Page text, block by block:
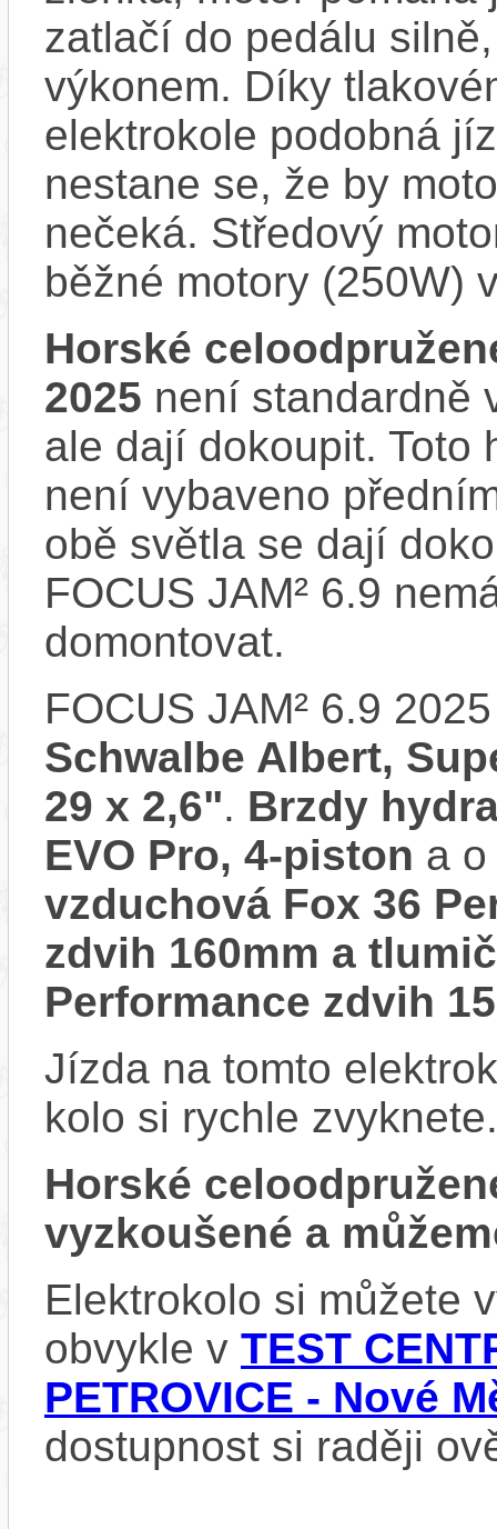
zatlačí do pedálu
výkonem. Díky
elektrokole podobná
nestane se, že by
nečeká. Středový
běžné motory (250W)
Horské
2025 není standardně
ale dají dokoupit. Toto
není vybaveno
obě světla se dají
FOCUS JAM² 6.9
domontovat.
FOCUS JAM² 6.9
Schwalbe Albert,
29 x 2,6". Brzdy
EVO Pro, 4-piston a
vzduchová Fox 36
zdvih 160mm a
Performance zdvih
Jízda na tomto
kolo si rychle zvyknete.
Horské
vyzkoušené a
Elektrokolo si můžete
obvykle v TEST
PETROVICE - Nové
dostupnost si raději